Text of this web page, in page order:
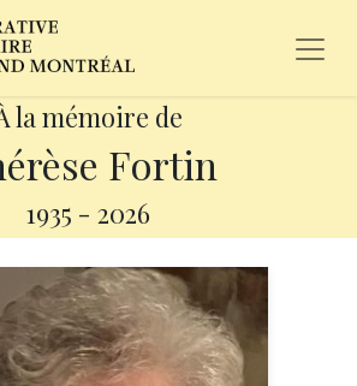
la mémoire de
Fortin
1935 - 2026